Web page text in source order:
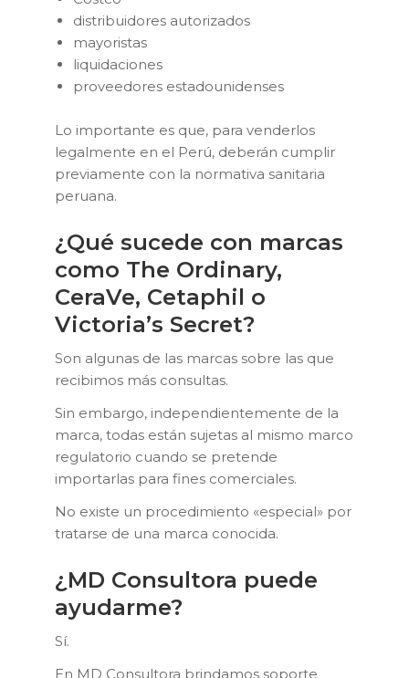
distribuidores autorizados
mayoristas
liquidaciones
proveedores estadounidenses
Lo importante es que, para venderlos
legalmente en el Perú, deberán cumplir
previamente con la normativa sanitaria
peruana.
¿Qué sucede con marcas
como The Ordinary,
CeraVe, Cetaphil o
Victoria’s Secret?
Son algunas de las marcas sobre las que
recibimos más consultas.
Sin embargo, independientemente de la
marca, todas están sujetas al mismo marco
regulatorio cuando se pretende
importarlas para fines comerciales.
No existe un procedimiento «especial» por
tratarse de una marca conocida.
¿MD Consultora puede
ayudarme?
Sí.
En MD Consultora brindamos soporte